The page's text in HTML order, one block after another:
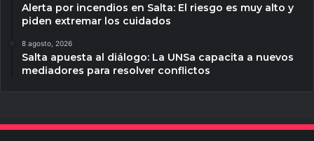
Alerta por incendios en Salta: El riesgo es muy alto y
piden extremar los cuidados
8 agosto, 2026
Salta apuesta al diálogo: La UNSa capacita a nuevos
mediadores para resolver conflictos